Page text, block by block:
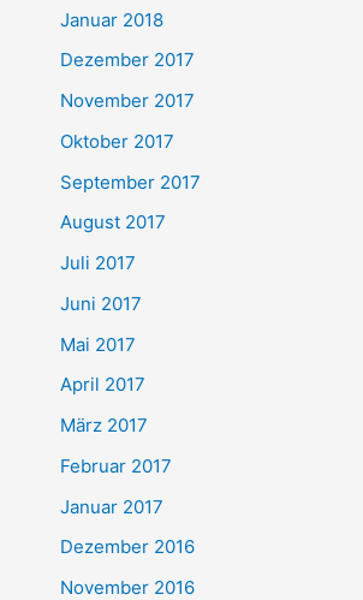
Januar 2018
Dezember 2017
November 2017
Oktober 2017
September 2017
August 2017
Juli 2017
Juni 2017
Mai 2017
April 2017
März 2017
Februar 2017
Januar 2017
Dezember 2016
November 2016